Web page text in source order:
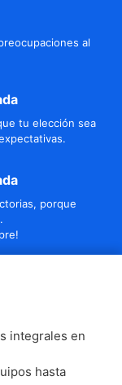
al
tu elección sea
porque
integrales en
hasta